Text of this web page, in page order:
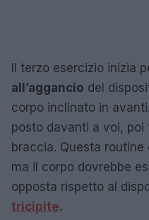
Il terzo esercizio inizia
all’aggancio del
corpo inclinato in
posto davanti a voi,
braccia. Questa
ma il corpo dovrebbe
opposta rispetto al
tricipite.